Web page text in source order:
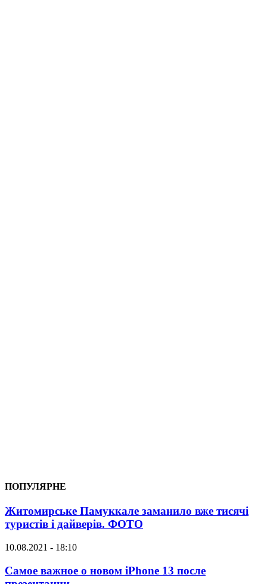
ПОПУЛЯРНЕ
Житомирське Памуккале заманило вже тисячі
туристів і дайверів. ФОТО
10.08.2021 - 18:10
Самое важное о новом iPhone 13 после